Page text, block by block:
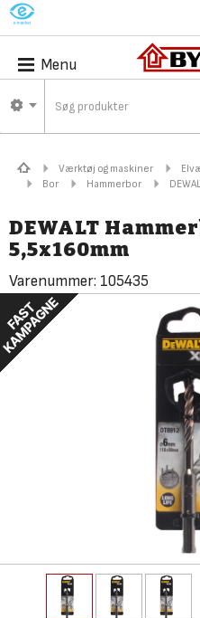
M
Menu
Værktøj og maskiner
Bor
Hammerbor
DEWALT
5,5x160mm
Varenummer: 105435